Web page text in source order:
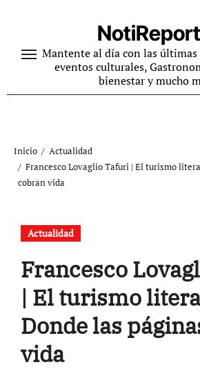
contenidoMantente al día con las últimas
eventos culturales,
bienestar y mucho
Inicio
Actualidad
Francesco Lovaglio Tafuri | El turismo
cobran vida
Actualidad
Francesco
| El turismo
Donde las
vida